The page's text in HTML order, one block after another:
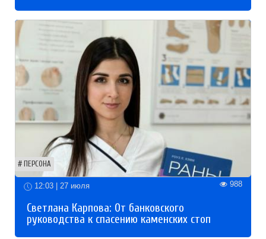
ПЕРСОНА
12:03 | 27 июля 988
Светлана Карпова: От банковского
руководства к спасению каменских стоп